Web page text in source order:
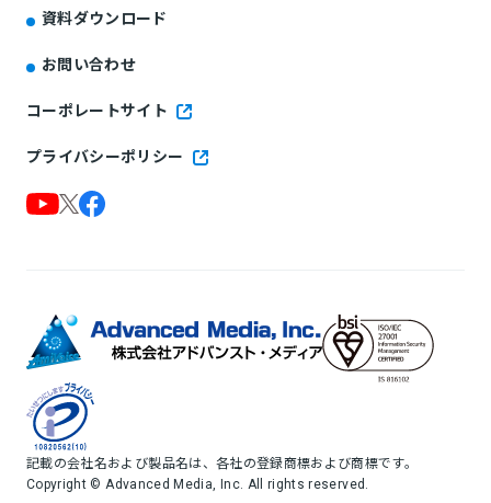
資料ダウンロード
お問い合わせ
コーポレートサイト
プライバシーポリシー
記載の会社名および製品名は、各社の登録商標および商標です。
Copyright © Advanced Media, Inc. All rights reserved.